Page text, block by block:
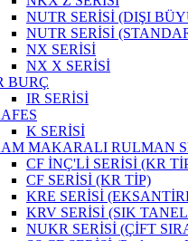
NUTR SERİSİ (DIŞI
NUTR SERİSİ
NX SERİSİ
NX X SERİSİ
BURÇ
IR SERİSİ
K SERİSİ
MAKARALI RULMAN
CF İNÇ'Lİ SERİSİ (KR
CF SERİSİ (KR TİP)
KRE SERİSİ
KRV SERİSİ (SIK
NUKR SERİSİ (ÇİFT